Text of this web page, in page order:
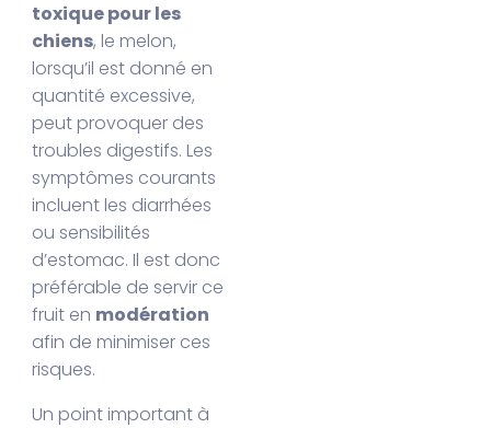
toxique pour les
chiens, le melon,
lorsqu’il est donné en
quantité excessive,
peut provoquer des
troubles digestifs. Les
symptômes courants
incluent les diarrhées
ou sensibilités
d’estomac. Il est donc
préférable de servir ce
fruit en modération
afin de minimiser ces
risques.
Un point important à